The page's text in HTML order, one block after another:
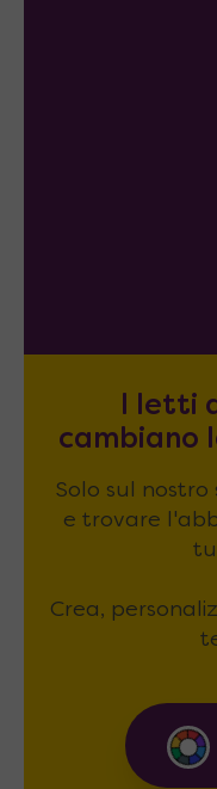
I letti
cambiano
Solo sul
e trovare
Crea,